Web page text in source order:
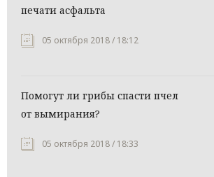
печати асфальта
05 октября 2018 / 18:12
Помогут ли грибы спасти пчел
от вымирания?
05 октября 2018 / 18:33